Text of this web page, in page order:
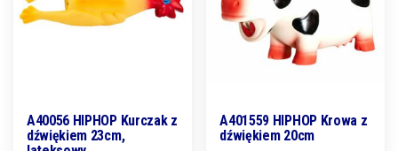
A40056 HIPHOP Kurczak z
dźwiękiem 23cm,
A401559 HIPHOP Krowa z
dźwiękiem 20cm